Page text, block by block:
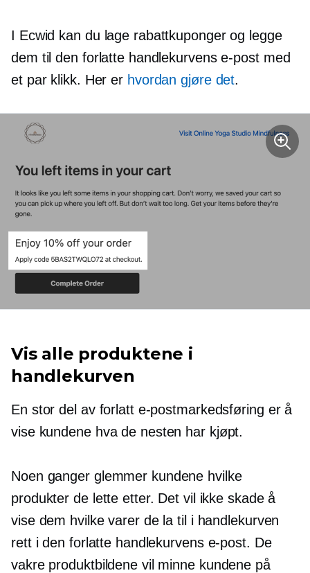
I Ecwid kan du lage rabattkuponger og legge
dem til den forlatte handlekurvens e-post med
et par klikk. Her er hvordan gjøre det.
Vis alle produktene i
handlekurven
En stor del av forlatt e-postmarkedsføring er å
vise kundene hva de nesten har kjøpt.
Noen ganger glemmer kundene hvilke
produkter de lette etter. Det vil ikke skade å
vise dem hvilke varer de la til i handlekurven
rett i den forlatte handlekurvens e-post. De
vakre produktbildene vil minne kundene på